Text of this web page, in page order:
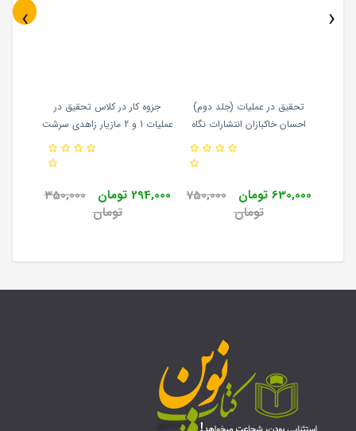
تحقیق در عملیات (جلد دوم)
احسان خاکبازان انتشارات نگاه
630,000 تومان
750,000
تومان
جزوه کار در کلاس تحقیق در
عملیات 1 و 2 مازیار زاهدی سرشت
انتشارات نگاه دانش
294,000 تومان
350,000
تومان
‹ ›